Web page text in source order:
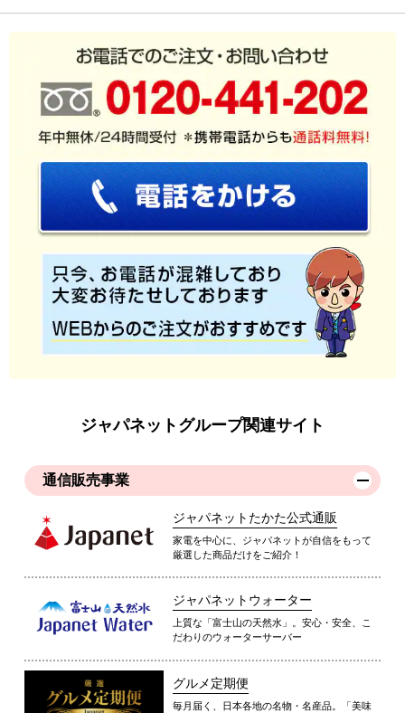
ジャパネットグループ関連サイト
通信販売事業
ジャパネットたかた公式通販
家電を中心に、ジャパネットが自信をもって
厳選した商品だけをご紹介！
ジャパネットウォーター
上質な「富士山の天然水」。安心・安全、こ
だわりのウォーターサーバー
グルメ定期便
毎月届く、日本各地の名物・名産品。「美味